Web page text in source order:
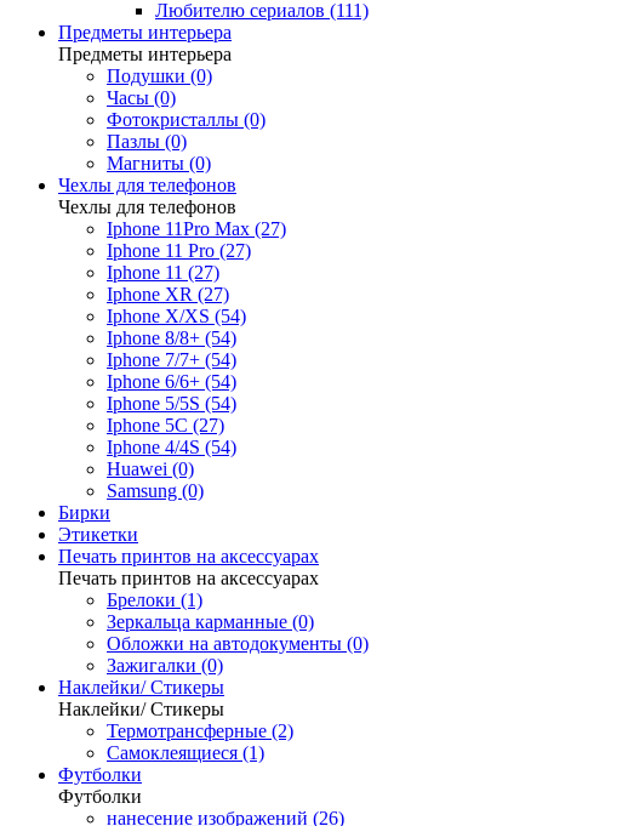
Любителю сериалов (111)
Предметы интерьера
Предметы интерьера
Подушки (0)
Часы (0)
Фотокристаллы (0)
Пазлы (0)
Магниты (0)
Чехлы для телефонов
Чехлы для телефонов
Iphone 11Pro Max (27)
Iphone 11 Pro (27)
Iphone 11 (27)
Iphone XR (27)
Iphone X/XS (54)
Iphone 8/8+ (54)
Iphone 7/7+ (54)
Iphone 6/6+ (54)
Iphone 5/5S (54)
Iphone 5C (27)
Iphone 4/4S (54)
Huawei (0)
Samsung (0)
Бирки
Этикетки
Печать принтов на аксессуарах
Печать принтов на аксессуарах
Брелоки (1)
Зеркальца карманные (0)
Обложки на автодокументы (0)
Зажигалки (0)
Наклейки/ Стикеры
Наклейки/ Стикеры
Термотрансферные (2)
Самоклеящиеся (1)
Футболки
Футболки
нанесение изображений (26)